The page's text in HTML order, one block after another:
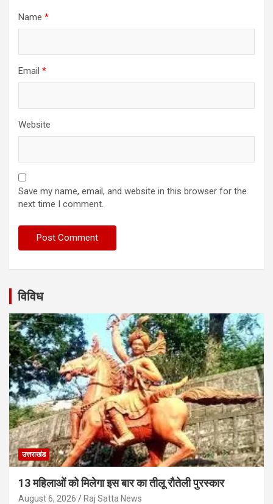
Name *
Email *
Website
Save my name, email, and website in this browser for the
next time I comment.
विविध
उत्तराखंड
13 महिलाओं को मिलेगा इस बार का तीलू रौतेली पुरस्कार
August 6, 2026 Raj Satta News